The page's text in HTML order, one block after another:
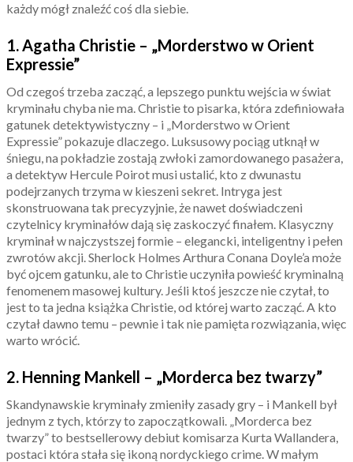
każdy mógł znaleźć coś dla siebie.
1. Agatha Christie – „Morderstwo w Orient
Expressie”
Od czegoś trzeba zacząć, a lepszego punktu wejścia w świat
kryminału chyba nie ma. Christie to pisarka, która zdefiniowała
gatunek detektywistyczny – i „Morderstwo w Orient
Expressie” pokazuje dlaczego. Luksusowy pociąg utknął w
śniegu, na pokładzie zostają zwłoki zamordowanego pasażera,
a detektyw Hercule Poirot musi ustalić, kto z dwunastu
podejrzanych trzyma w kieszeni sekret. Intryga jest
skonstruowana tak precyzyjnie, że nawet doświadczeni
czytelnicy kryminałów dają się zaskoczyć finałem. Klasyczny
kryminał w najczystszej formie – elegancki, inteligentny i pełen
zwrotów akcji. Sherlock Holmes Arthura Conana Doyle’a może
być ojcem gatunku, ale to Christie uczyniła powieść kryminalną
fenomenem masowej kultury. Jeśli ktoś jeszcze nie czytał, to
jest to ta jedna książka Christie, od której warto zacząć. A kto
czytał dawno temu – pewnie i tak nie pamięta rozwiązania, więc
warto wrócić.
2. Henning Mankell – „Morderca bez twarzy”
Skandynawskie kryminały zmieniły zasady gry – i Mankell był
jednym z tych, którzy to zapoczątkowali. „Morderca bez
twarzy” to bestsellerowy debiut komisarza Kurta Wallandera,
postaci która stała się ikoną nordyckiego crime. W małym